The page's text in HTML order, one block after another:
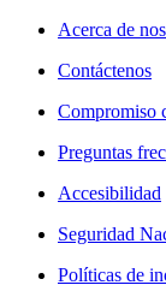
Acerca de
Contáctenos
Compromiso
Preguntas
Accesibilidad
Seguridad
Políticas de